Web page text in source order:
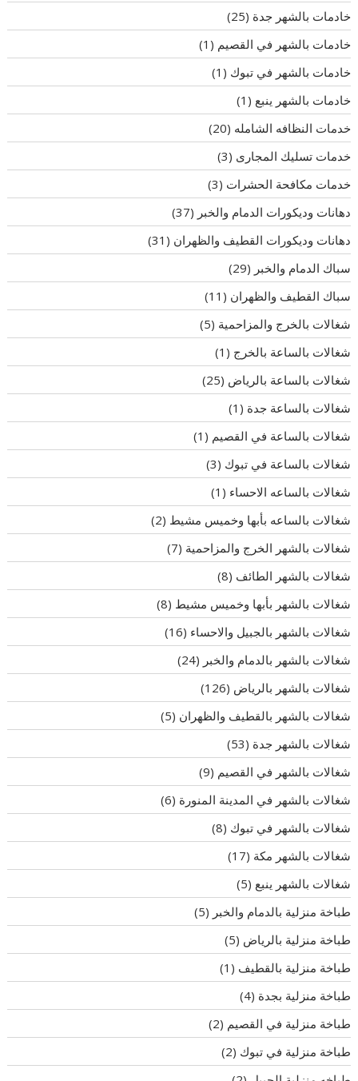
خادمات بالشهر جدة (25)
خادمات بالشهر في القصيم (1)
خادمات بالشهر في تبوك (1)
خادمات بالشهر ينبع (1)
خدمات النظافه الشامله (20)
خدمات تسليك المجارى (3)
خدمات مكافحة الحشرات (3)
دهانات وديكورات الدمام والخبر (37)
دهانات وديكورات القطيف والظهران (31)
سباك الدمام والخبر (29)
سباك القطيف والظهران (11)
شغالات بالخرج والمزاحمية (5)
شغالات بالساعة بالخرج (1)
شغالات بالساعة بالرياض (25)
شغالات بالساعة جدة (1)
شغالات بالساعة في القصيم (1)
شغالات بالساعة في تبوك (3)
شغالات بالساعه الاحساء (1)
شغالات بالساعه بأبها وخميس مشيط (2)
شغالات بالشهر الخرج والمزاحمية (7)
شغالات بالشهر الطائف (8)
شغالات بالشهر بأبها وخميس مشيط (8)
شغالات بالشهر بالجبيل والاحساء (16)
شغالات بالشهر بالدمام والخبر (24)
شغالات بالشهر بالرياض (126)
شغالات بالشهر بالقطيف والظهران (5)
شغالات بالشهر جدة (53)
شغالات بالشهر في القصيم (9)
شغالات بالشهر في المدينة المنورة (6)
شغالات بالشهر في تبوك (8)
شغالات بالشهر مكة (17)
شغالات بالشهر ينبع (5)
طباخة منزلية بالدمام والخبر (5)
طباخة منزلية بالرياض (5)
طباخة منزلية بالقطيف (1)
طباخة منزلية بجدة (4)
طباخة منزلية في القصيم (2)
طباخة منزلية في تبوك (2)